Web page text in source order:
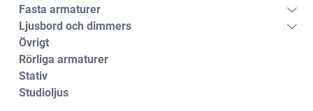
Fasta armaturer
Ljusbord och dimmers
Övrigt
Rörliga armaturer
Stativ
Studioljus